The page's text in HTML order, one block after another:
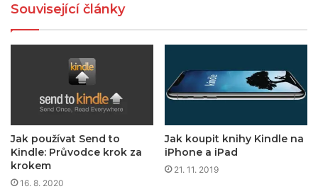
Související články
Jak používat Send to
Kindle: Průvodce krok za
krokem
16. 8. 2020
Jak koupit knihy Kindle na
iPhone a iPad
21. 11. 2019